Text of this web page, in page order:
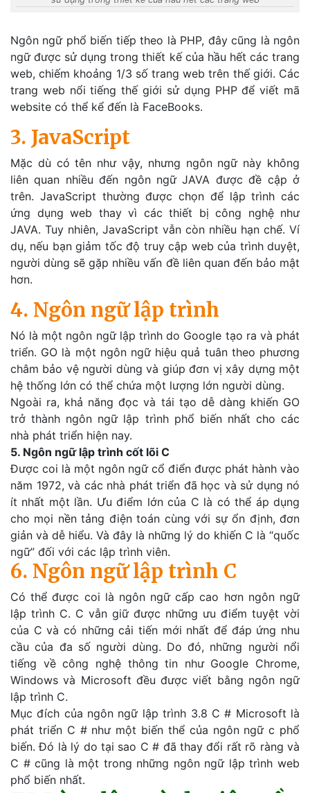
Ngôn ngữ phổ biến tiếp theo là PHP, đây cũng là ngôn
ngữ được sử dụng trong thiết kế của hầu hết các trang
web, chiếm khoảng 1/3 số trang web trên thế giới. Các
trang web nổi tiếng thế giới sử dụng PHP để viết mã
website có thể kể đến là FaceBooks.
3. JavaScript
Mặc dù có tên như vậy, nhưng ngôn ngữ này không
liên quan nhiều đến ngôn ngữ JAVA được đề cập ở
trên. JavaScript thường được chọn để lập trình các
ứng dụng web thay vì các thiết bị công nghệ như
JAVA. Tuy nhiên, JavaScript vẫn còn nhiều hạn chế. Ví
dụ, nếu bạn giảm tốc độ truy cập web của trình duyệt,
người dùng sẽ gặp nhiều vấn đề liên quan đến bảo mật
hơn.
4. Ngôn ngữ lập trình
Nó là một ngôn ngữ lập trình do Google tạo ra và phát
triển. GO là một ngôn ngữ hiệu quả tuân theo phương
châm bảo vệ người dùng và giúp đơn vị xây dựng một
hệ thống lớn có thể chứa một lượng lớn người dùng.
Ngoài ra, khả năng đọc và tái tạo dễ dàng khiến GO
trở thành ngôn ngữ lập trình phổ biến nhất cho các
nhà phát triển hiện nay.
5. Ngôn ngữ lập trình cốt lõi C
Được coi là một ngôn ngữ cổ điển được phát hành vào
năm 1972, và các nhà phát triển đã học và sử dụng nó
ít nhất một lần. Ưu điểm lớn của C là có thể áp dụng
cho mọi nền tảng điện toán cùng với sự ổn định, đơn
giản và dễ hiểu. Và đây là những lý do khiến C là “quốc
ngữ” đối với các lập trình viên.
6. Ngôn ngữ lập trình C
Có thể được coi là ngôn ngữ cấp cao hơn ngôn ngữ
lập trình C. C vẫn giữ được những ưu điểm tuyệt vời
của C và có những cải tiến mới nhất để đáp ứng nhu
cầu của đa số người dùng. Do đó, những người nổi
tiếng về công nghệ thông tin như Google Chrome,
Windows và Microsoft đều được viết bằng ngôn ngữ
lập trình C.
Mục đích của ngôn ngữ lập trình 3.8 C # Microsoft là
phát triển C # như một biến thể của ngôn ngữ c phổ
biến. Đó là lý do tại sao C # đã thay đổi rất rõ ràng và
C # cũng là một trong những ngôn ngữ lập trình web
phổ biến nhất.